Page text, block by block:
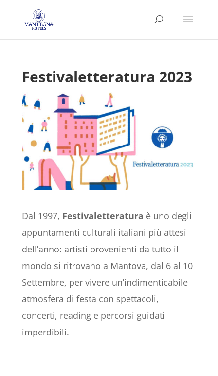
Festivaletteratura 2023
Dal 1997, Festivaletteratura è uno degli
appuntamenti culturali italiani più attesi
dell’anno: artisti provenienti da tutto il
mondo si ritrovano a Mantova, dal 6 al 10
Settembre, per vivere un’indimenticabile
atmosfera di festa con spettacoli,
concerti, reading e percorsi guidati
imperdibili.